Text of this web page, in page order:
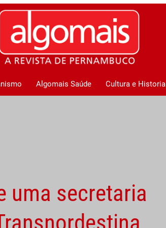
Algomais Saúde Cultura e Historia
uma secretaria